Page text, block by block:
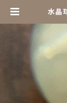
水晶